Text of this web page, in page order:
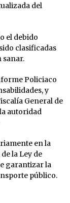
del
el debido
clasificadas
sanar.
Policiaco
y
General de
la autoridad
en la
la Ley de
garantizar la
público.